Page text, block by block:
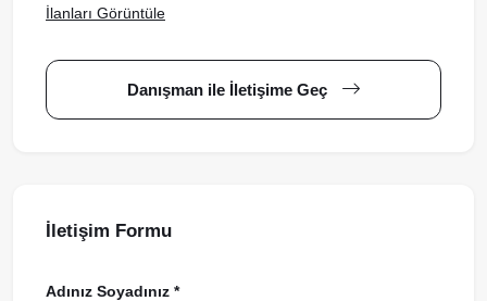
İlanları Görüntüle
Danışman ile İletişime Geç
İletişim Formu
Adınız Soyadınız *